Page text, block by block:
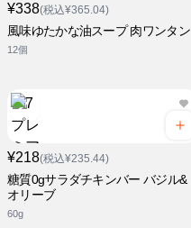
¥338(税込¥365.04)
風味ゆたかな油スープ 肉ワンタン
12個
¥218(税込¥235.44)
糖質0gサラダチキンバー バジル&
オリーブ
60g